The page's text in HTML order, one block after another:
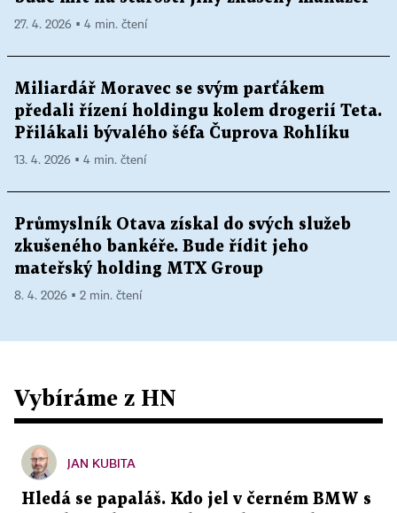
27. 4. 2026 ▪ 4 min. čtení
Miliardář Moravec se svým parťákem
předali řízení holdingu kolem drogerií Teta.
Přilákali bývalého šéfa Čuprova Rohlíku
13. 4. 2026 ▪ 4 min. čtení
Průmyslník Otava získal do svých služeb
zkušeného bankéře. Bude řídit jeho
mateřský holding MTX Group
8. 4. 2026 ▪ 2 min. čtení
Vybíráme z HN
JAN KUBITA
Hledá se papaláš. Kdo jel v černém BMW s